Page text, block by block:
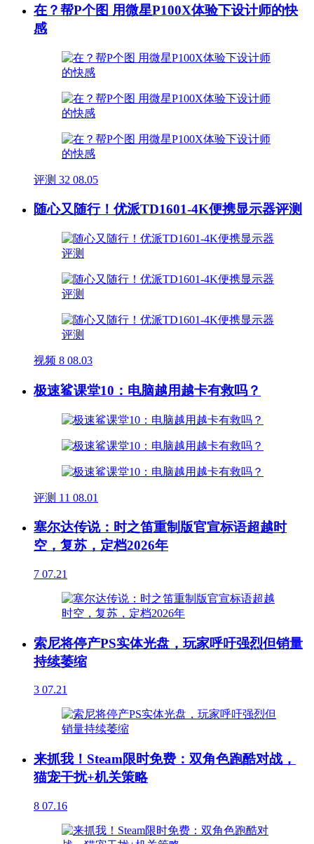
在？帮P个图 用微星P100X体验下设计师的快
感
评测 32 08.05
随心又随行！优派TD1601-4K便携显示器评测
视频 8 08.03
极速鲨课堂10：电脑越用越卡有救吗？
评测 11 08.01
塞尔达传说：时之笛重制版官宣标语超越时
空，复苏，定档2026年
7 07.21
索尼将停产PS实体光盘，玩家呼吁强烈但销量
持续萎缩
3 07.21
来抓我！Steam限时免费：双角色跑酷对战，
猫宠干扰+机关策略
8 07.16